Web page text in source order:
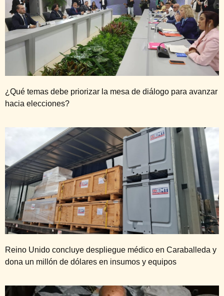
¿Qué temas debe priorizar la mesa de diálogo para avanzar
hacia elecciones?
Reino Unido concluye despliegue médico en Caraballeda y
dona un millón de dólares en insumos y equipos